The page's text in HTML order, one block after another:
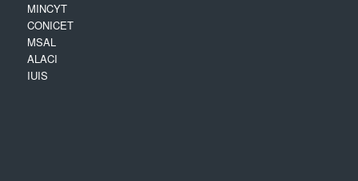
MINCYT
CONICET
MSAL
ALACI
IUIS